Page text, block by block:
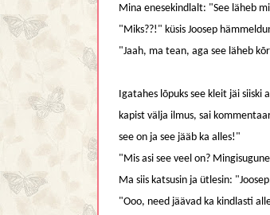
Mina enesekindlalt: "See läheb
"Miks??!" küsis Joosep
"Jaah, ma tean, aga see läheb
Igatahes lõpuks see kleit jäi siiski
kapist välja ilmus, sai
see on ja see jääb ka alles!"
"Mis asi see veel on?
Ma siis katsusin ja ütlesin:
"Ooo, need jäävad ka kindlasti